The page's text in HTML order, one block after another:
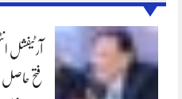
آرٹیفشل